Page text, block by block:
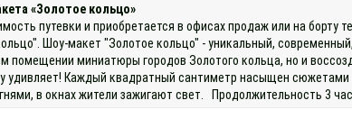
«Золотое кольцо»
путевки и приобретается в офисах продаж или на борту
Шоу-макет "Золотое кольцо" - уникальный,
помещении миниатюры городов Золотого кольца, но и
удивляет! Каждый квадратный сантиметр насыщен
в окнах жители зажигают свет. Продолжительность 3